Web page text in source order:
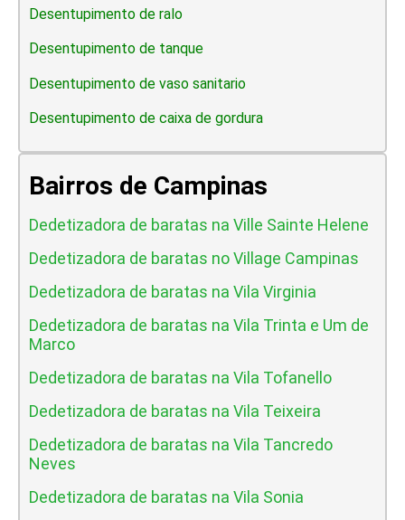
Desentupimento de ralo
Desentupimento de tanque
Desentupimento de vaso sanitario
Desentupimento de caixa de gordura
Bairros de Campinas
Dedetizadora de baratas na Ville Sainte Helene
Dedetizadora de baratas no Village Campinas
Dedetizadora de baratas na Vila Virginia
Dedetizadora de baratas na Vila Trinta e Um de
Marco
Dedetizadora de baratas na Vila Tofanello
Dedetizadora de baratas na Vila Teixeira
Dedetizadora de baratas na Vila Tancredo
Neves
Dedetizadora de baratas na Vila Sonia